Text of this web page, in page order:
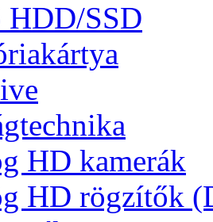
HDD/SSD
HD kamerák
HD rögzítők